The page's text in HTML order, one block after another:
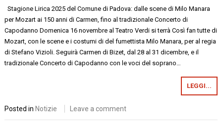
Stagione Lirica 2025 del Comune di Padova: dalle scene di Milo Manara
per Mozart ai 150 anni di Carmen, fino al tradizionale Concerto di
Capodanno Domenica 16 novembre al Teatro Verdi si terrà Così fan tutte di
Mozart, con le scene e i costumi di del fumettista Milo Manara, per al regia
di Stefano Vizioli. Seguirà Carmen di Bizet, dal 28 al 31 dicembre, e il
tradizionale Concerto di Capodanno con le voci del soprano…
LEGGI...
Posted inNotizie Leave a comment